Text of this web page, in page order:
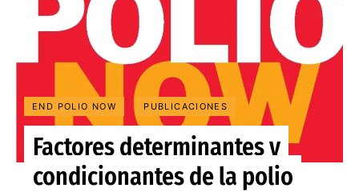
END POLIO NOW PUBLICACIONES
Factores determinantes y
condicionantes de la polio